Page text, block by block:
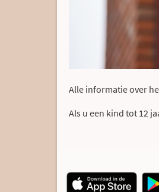
Alle informatie over
Als u een kind tot 12